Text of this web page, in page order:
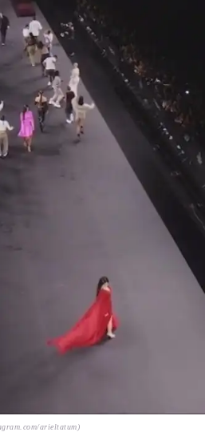
arieltatum)